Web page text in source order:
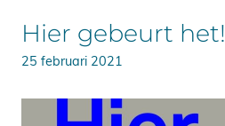
Hier gebeurt het!
25 februari 2021